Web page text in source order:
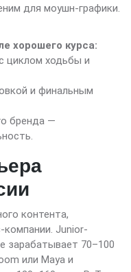
для моушн-графики.
хорошего курса:
циклом ходьбы и
и финальным
бренда —
контента,
Junior-
зарабатывает 70–100
или Maya и